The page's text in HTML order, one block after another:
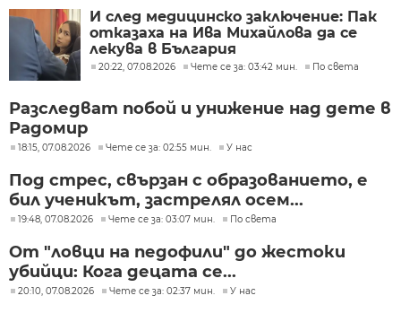
И след медицинско заключение: Пак
отказаха на Ива Михайлова да се
лекува в България
20:22, 07.08.2026 Чете се за: 03:42 мин. По света
Разследват побой и унижение над дете в
Радомир
18:15, 07.08.2026 Чете се за: 02:55 мин. У нас
Под стрес, свързан с образованието, е
бил ученикът, застрелял осем...
19:48, 07.08.2026 Чете се за: 03:07 мин. По света
От "ловци на педофили" до жестоки
убийци: Кога децата се...
20:10, 07.08.2026 Чете се за: 02:37 мин. У нас